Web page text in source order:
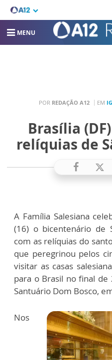
MENU
POR REDAÇÃO A12 EM
Brasília
relíquias de
A Família Salesiana
(16) o bicentenário de
com as relíquias do
que peregrinou pelos
visitar as casas
para o Brasil no final
Santuário Dom Bosco,
Nos